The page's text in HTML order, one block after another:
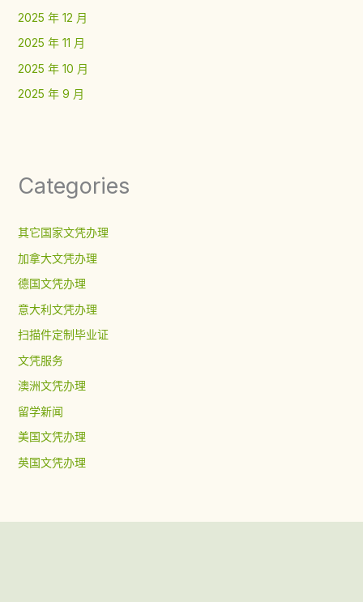
2025 年 12 月
2025 年 11 月
2025 年 10 月
2025 年 9 月
Categories
其它国家文凭办理
加拿大文凭办理
德国文凭办理
意大利文凭办理
扫描件定制毕业证
文凭服务
澳洲文凭办理
留学新闻
美国文凭办理
英国文凭办理